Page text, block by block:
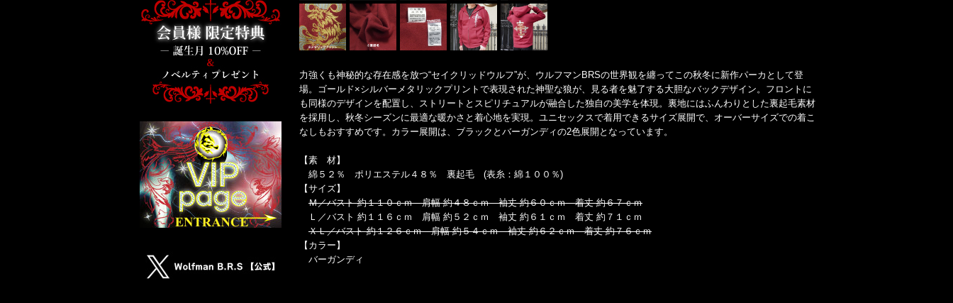
力強くも神秘的な存在感を放つ“セイクリッドウルフ”が、ウルフマンBRSの世界観を纏ってこの秋冬に新作パーカとして登
場。ゴールド×シルバーメタリックプリントで表現された神聖な狼が、見る者を魅了する大胆なバックデザイン。フロントに
も同様のデザインを配置し、ストリートとスピリチュアルが融合した独自の美学を体現。裏地にはふんわりとした裏起毛素材
を採用し、秋冬シーズンに最適な暖かさと着心地を実現。ユニセックスで着用できるサイズ展開で、オーバーサイズでの着こ
なしもおすすめです。カラー展開は、ブラックとバーガンディの2色展開となっています。
【素 材】
綿５２％ ポリエステル４８％ 裏起毛 (表糸：綿１００％)
【サイズ】
Ｍ／バスト 約１１０ｃｍ 肩幅 約４８ｃｍ 袖丈 約６０ｃｍ 着丈 約６７ｃｍ
Ｌ／バスト 約１１６ｃｍ 肩幅 約５２ｃｍ 袖丈 約６１ｃｍ 着丈 約７１ｃｍ
ＸＬ／バスト 約１２６ｃｍ 肩幅 約５４ｃｍ 袖丈 約６２ｃｍ 着丈 約７６ｃｍ
【カラー】
バーガンディ